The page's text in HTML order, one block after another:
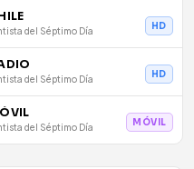
del Séptimo Día HD
del Séptimo Día HD
del Séptimo Día MÓVIL